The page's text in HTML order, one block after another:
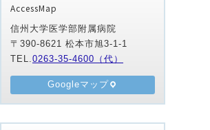
AccessMap
信州大学医学部附属病院
〒390-8621 松本市旭3-1-1
TEL.0263-35-4600（代）
Googleマップ